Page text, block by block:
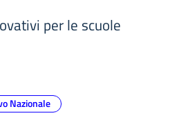
per le scuole
Nazionale